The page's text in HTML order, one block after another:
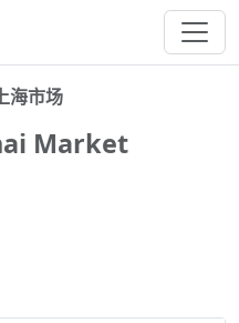
海市场
Market